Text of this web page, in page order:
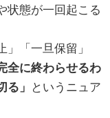
状態が一回起こる
」「一旦保留」
全に終わらせるわ
る」
というニュア